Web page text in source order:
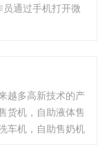
通过手机打开微
越多高新技术的产
货机，自助液体售
车机，自助售奶机